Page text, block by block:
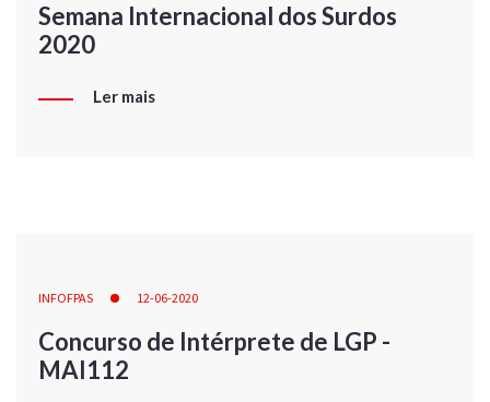
Semana Internacional dos Surdos
2020
Ler mais
INFOFPAS 12-06-2020
Concurso de Intérprete de LGP -
MAI112